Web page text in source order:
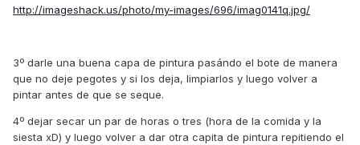
http://imageshack.us/photo/my-images/696/imag0141q.jpg/
3º darle una buena capa de pintura pasándo el bote de manera
que no deje pegotes y si los deja, limpiarlos y luego volver a
pintar antes de que se seque.
4º dejar secar un par de horas o tres (hora de la comida y la
siesta xD) y luego volver a dar otra capita de pintura repitiendo el